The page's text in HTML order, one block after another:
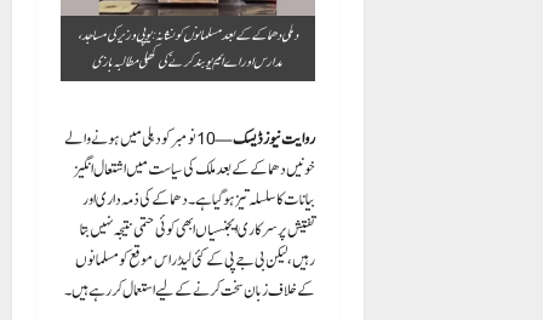
دہلی دھماکے کے بعد مسلمانوں کو نشانہ: یوپی وزیر کی مساجد،
مدارس اور اے ایم یو بند کرنے کی کھلی مطالبہ بازی
روایت نیوز ڈیسک
— 10 نومبر کو دہلی میں ہونے والے
خونیں دھماکے کے بعد ملک کی سیاست میں اشتعال انگیز
بیانات کا سلسلہ تیز ہو گیا ہے۔ دھماکے کی ذمہ داری اور
تفتیش پر سرکاری ایجنسیاں ابھی کوئی حتمی نتیجہ نہیں بتا
رہیں، لیکن بی جے پی کے کئی لیڈر اس موقع کو مسلمانوں
کے خلاف زبان سخت کرنے کے لیے استعمال کر رہے ہیں۔